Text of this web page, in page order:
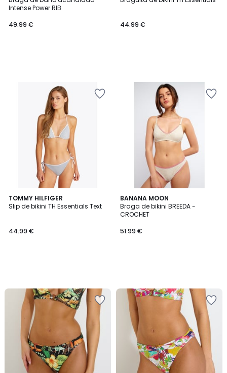
Intense Power RIB
49.99 €
44.99 €
TOMMY HILFIGER
Slip de bikini TH Essentials Text
44.99 €
BANANA MOON
Braga de bikini BREEDA -
CROCHET
51.99 €